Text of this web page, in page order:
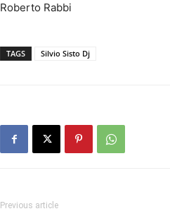
Roberto Rabbi
TAGS Silvio Sisto Dj
Previous article